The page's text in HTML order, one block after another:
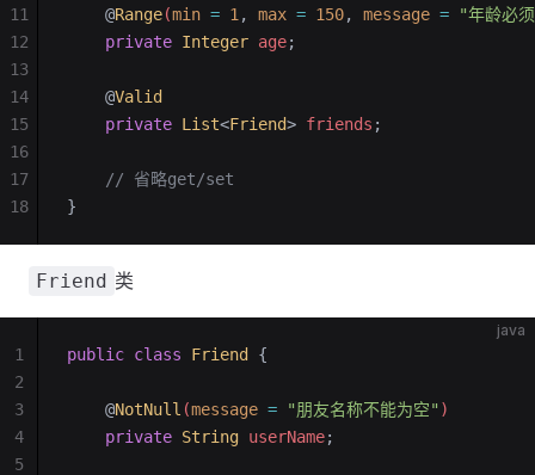
    @
Range(min = 1 , max = 150, message = "年龄必
    private
Integer age;
    @
Valid
    private
List<Friend> friends ;
    // 省略get/set
}
11
12
13
14
15
16
17
18
Friend 类
java
public class Friend {
    @
NotNull (message = "朋友名称不能为空" )
    private
String userName;
1
2
3
4
5